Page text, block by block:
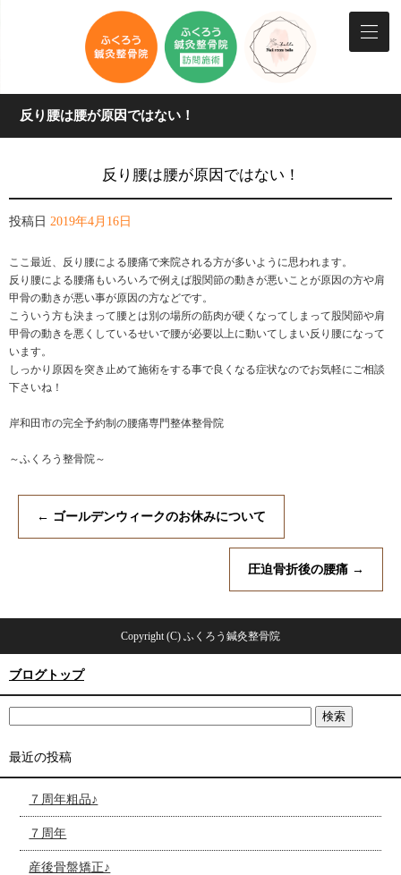
反り腰は腰が原因ではない！
反り腰は腰が原因ではない！
投稿日 2019年4月16日
ここ最近、反り腰による腰痛で来院される方が多いように思われます。
反り腰による腰痛もいろいろで例えば股関節の動きが悪いことが原因の方や肩
甲骨の動きが悪い事が原因の方などです。
こういう方も決まって腰とは別の場所の筋肉が硬くなってしまって股関節や肩
甲骨の動きを悪くしているせいで腰が必要以上に動いてしまい反り腰になって
います。
しっかり原因を突き止めて施術をする事で良くなる症状なのでお気軽にご相談
下さいね！
岸和田市の完全予約制の腰痛専門整体整骨院
～ふくろう整骨院～
← ゴールデンウィークのお休みについて
圧迫骨折後の腰痛 →
Copyright (C) ふくろう鍼灸整骨院
ブログトップ
最近の投稿
７周年粗品♪
７周年
産後骨盤矯正♪